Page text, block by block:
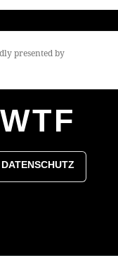
presented by
DATENSCHUTZ